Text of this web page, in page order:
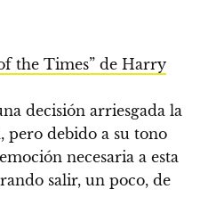
the Times” de Harry
decisión arriesgada la
pero debido a su tono
necesaria a esta
salir, un poco, de